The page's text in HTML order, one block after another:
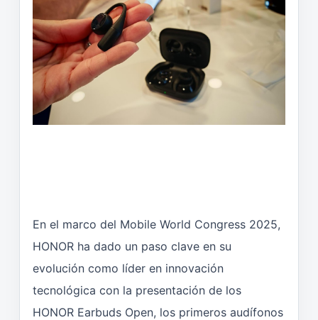
En el marco del Mobile World Congress 2025,
HONOR ha dado un paso clave en su
evolución como líder en innovación
tecnológica con la presentación de los
HONOR Earbuds Open, los primeros audífonos